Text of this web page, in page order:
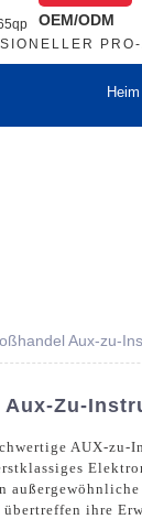
OEM/ODM
Heim
Aux-zu-
Aux-Zu-
AUX-zu-
übertreffen ihre